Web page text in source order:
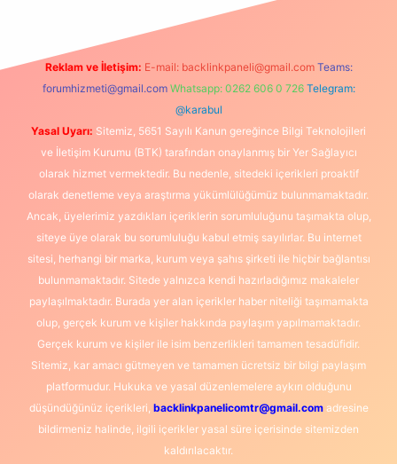
Reklam ve İletişim: E-mail: backlinkpaneli@gmail.com Teams:
forumhizmeti@gmail.com Whatsapp: 0262 606 0 726 Telegram:
@karabul
Yasal Uyarı: Sitemiz, 5651 Sayılı Kanun gereğince Bilgi Teknolojileri
ve İletişim Kurumu (BTK) tarafından onaylanmış bir Yer Sağlayıcı
olarak hizmet vermektedir. Bu nedenle, sitedeki içerikleri proaktif
olarak denetleme veya araştırma yükümlülüğümüz bulunmamaktadır.
Ancak, üyelerimiz yazdıkları içeriklerin sorumluluğunu taşımakta olup,
siteye üye olarak bu sorumluluğu kabul etmiş sayılırlar. Bu internet
sitesi, herhangi bir marka, kurum veya şahıs şirketi ile hiçbir bağlantısı
bulunmamaktadır. Sitede yalnızca kendi hazırladığımız makaleler
paylaşılmaktadır. Burada yer alan içerikler haber niteliği taşımamakta
olup, gerçek kurum ve kişiler hakkında paylaşım yapılmamaktadır.
Gerçek kurum ve kişiler ile isim benzerlikleri tamamen tesadüfidir.
Sitemiz, kar amacı gütmeyen ve tamamen ücretsiz bir bilgi paylaşım
platformudur. Hukuka ve yasal düzenlemelere aykırı olduğunu
düşündüğünüz içerikleri, backlinkpanelicomtr@gmail.comadresine
bildirmeniz halinde, ilgili içerikler yasal süre içerisinde sitemizden
kaldırılacaktır.